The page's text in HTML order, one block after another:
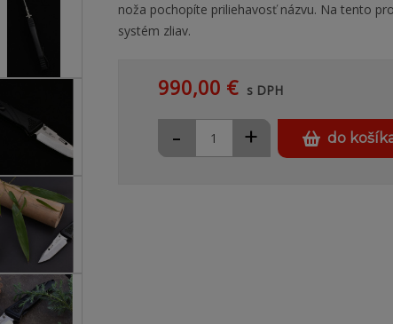
noža pochopíte priliehavosť názvu. Na tento
systém zliav.
990,00 € s DPH
+
- do